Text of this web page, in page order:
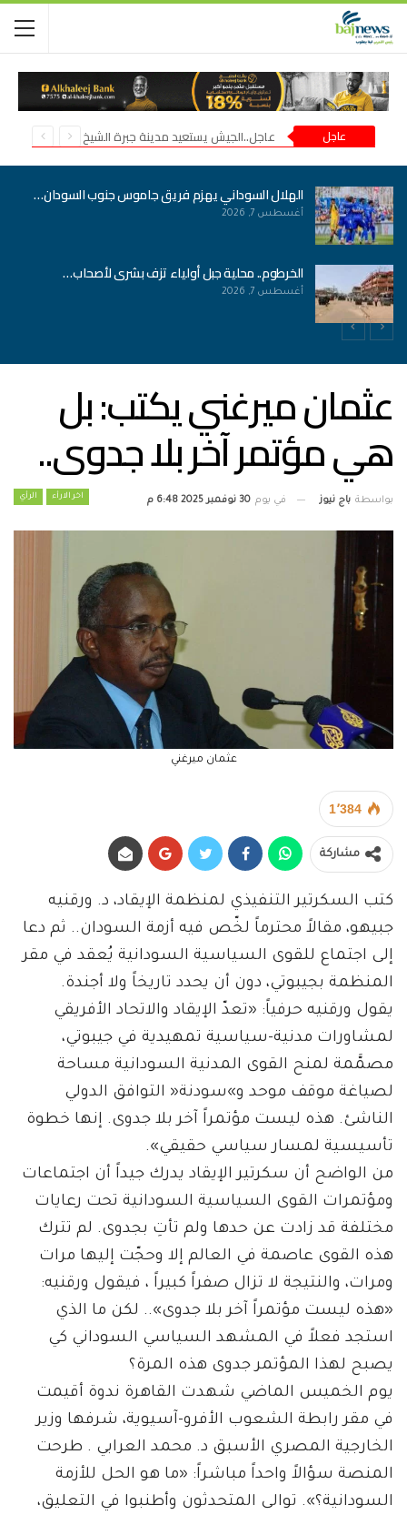
عاجل عاجل..الجيش يستعيد مدينة جبرة الشيخ في شمال كردفان
الهلال السوداني يهزم فريق جاموس جنوب السودان…
أغسطس 7, 2026
الخرطوم.. محلية جبل أولياء تزف بشرى لأصحاب…
أغسطس 7, 2026
عثمان ميرغني يكتب: بل
هي مؤتمر آخر بلا جدوى..
اخر الارأء الرأي بواسطة باج نيوز في يوم 30 نوفمبر 2025 6:48 م
عثمان ميرغني
1٬384
مشاركة
كتب السكرتير التنفيذي لمنظمة الإيقاد، د. ورقنيه
جبيهو، مقالاً محترماً لخّص فيه أزمة السودان.. ثم دعا
إلى اجتماع للقوى السياسية السودانية يُعقد في مقر
المنظمة بجيبوتي، دون أن يحدد تاريخاً ولا أجندة.
يقول ورقنيه حرفياً: «تعدّ الإيقاد والاتحاد الأفريقي
لمشاورات مدنية-سياسية تمهيدية في جيبوتي،
مصمَّمة لمنح القوى المدنية السودانية مساحة
لصياغة موقف موحد و»سودنة« التوافق الدولي
الناشئ. هذه ليست مؤتمراً آخر بلا جدوى. إنها خطوة
تأسيسية لمسار سياسي حقيقي».
من الواضح أن سكرتير الإيقاد يدرك جيداً أن اجتماعات
ومؤتمرات القوى السياسية السودانية تحت رعايات
مختلفة قد زادت عن حدها ولم تأتِ بجدوى. لم تترك
هذه القوى عاصمة في العالم إلا وحجّت إليها مرات
ومرات، والنتيجة لا تزال صفراً كبيراً ، فيقول ورقنيه:
«هذه ليست مؤتمراً آخر بلا جدوى».. لكن ما الذي
استجد فعلاً في المشهد السياسي السوداني كي
يصبح لهذا المؤتمر جدوى هذه المرة؟
يوم الخميس الماضي شهدت القاهرة ندوة أقيمت
في مقر رابطة الشعوب الأفرو-آسيوية، شرفها وزير
الخارجية المصري الأسبق د. محمد العرابي . طرحت
المنصة سؤالاً واحداً مباشراً: «ما هو الحل للأزمة
السودانية؟». توالى المتحدثون وأطنبوا في التعليق،